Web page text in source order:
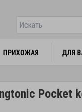
ПРИХОЖАЯ ДЛЯ
ПРИХОЖАЯ ДЛЯ
Pocket